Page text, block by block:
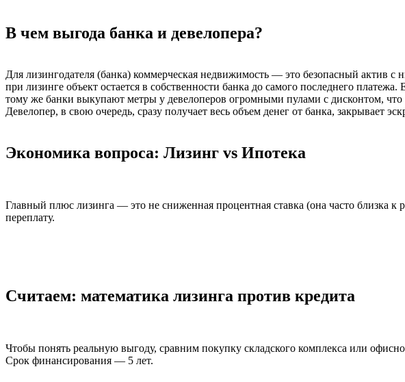
В чем выгода банка и девелопера?
Для лизингодателя (банка) коммерческая недвижимость — это безопасный актив
при лизинге объект остается в собственности банка до самого последнего платежа.
тому же банки выкупают метры у девелоперов огромными пулами с дисконтом,
Девелопер, в свою очередь, сразу получает весь объем денег от банка, закрывает
Экономика вопроса: Лизинг vs Ипотека
Главный плюс лизинга — это не сниженная процентная ставка (она часто близка
переплату.
Считаем: математика лизинга против кредита
Чтобы понять реальную выгоду, сравним покупку складского комплекса или
Срок финансирования — 5 лет.